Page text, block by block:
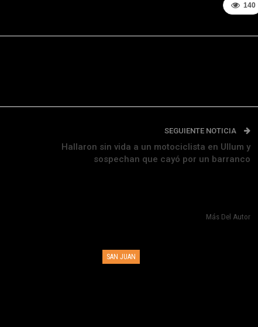
140
SEGUIENTE NOTICIA
Hallaron sin vida a un motociclista en Ullum y
sospechan que cayó por un barranco
Más Del Autor
SAN JUAN